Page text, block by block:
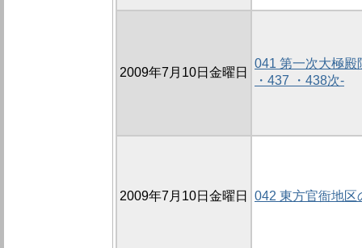
2009年7月10日金曜日
041 第一次大極殿
・437 ・438次-
2009年7月10日金曜日 042 東方官衙地区